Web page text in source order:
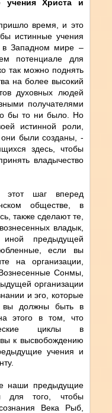
учения Христа и
время, и это
истинные учения
Западном мире –
потенциале для
так можно поднять
на более высокий
духовных людей
получателями
бы то ни было. Но
истинной роли,
были созданы, -
здесь, чтобы
владычество
этот шаг вперед
обществе, в
также сделают те,
владык,
предыдущей
если вы
на организации,
Сонмы,
организации
и эго, которые
вы должны быть в
этого в том, что
циклы в
к высвобождению
учения и
наши предыдущие
для того, чтобы
Века Рыб,